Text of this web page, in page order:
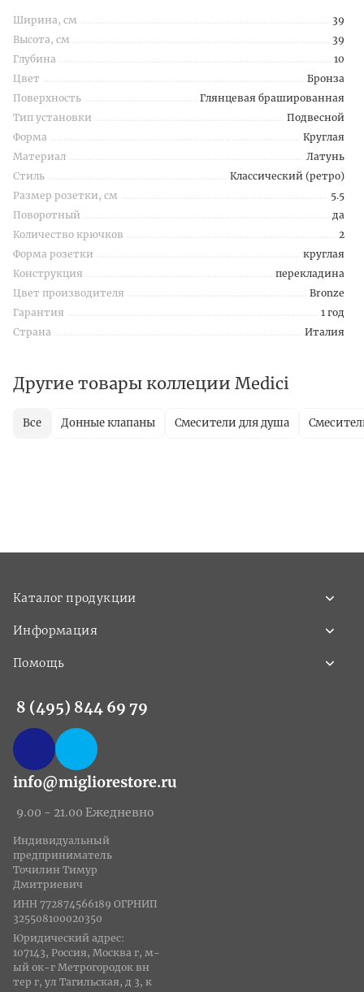
Ширина, см
39
Высота, см
39
Глубина
10
Цвет
Бронза
Поверхность
Глянцевая брашированная
Тип установки
Подвесной
Форма
Круглая
Материал
Латунь
Стиль
Классический (ретро)
Размер розетки, см
5.5
Поворотный
да
Количество крючков
2
Форма розетки
круглая
Конструкция
перекладина
Цвет производителя
Bronze
Гарантия
1 год
Страна
Италия
Другие товары коллеции Medici
Все Донные клапаны Смесители для душа
Каталог продукции
Информация
Помощь
8 (495) 844 69 79
info@migliorestore.ru
9.00 - 21.00 Ежедневно
Индивидуальный
предприниматель
Точилин Тимур
Дмитриевич
ИНН 772874566189 ОГРНИП
325508100020350
Юридический адрес:
107143, Россия, Москва г, м-
ый ок-г Метрогородок вн
тер г, ул Тагильская, д 3, к